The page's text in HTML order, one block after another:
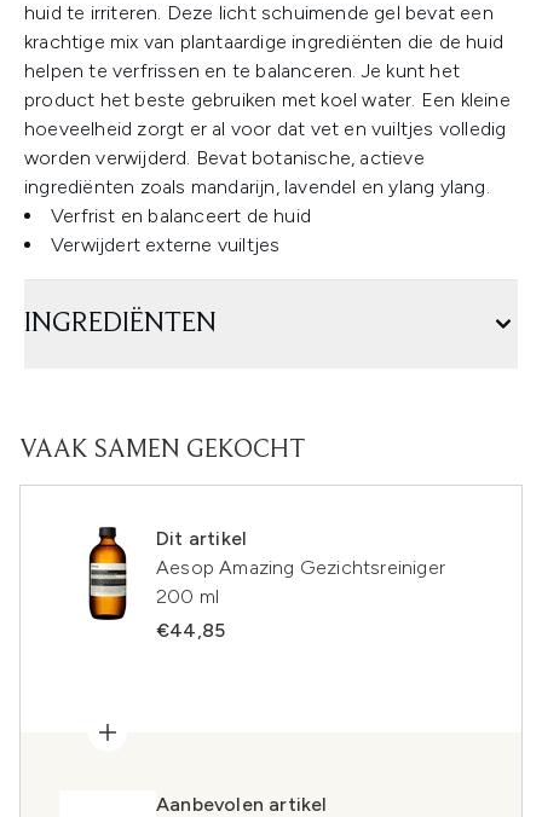
huid te irriteren. Deze licht schuimende gel bevat een
krachtige mix van plantaardige ingrediënten die de huid
helpen te verfrissen en te balanceren. Je kunt het
product het beste gebruiken met koel water. Een kleine
hoeveelheid zorgt er al voor dat vet en vuiltjes volledig
worden verwijderd. Bevat botanische, actieve
ingrediënten zoals mandarijn, lavendel en ylang ylang.
Verfrist en balanceert de huid
Verwijdert externe vuiltjes
INGREDIËNTEN
VAAK SAMEN GEKOCHT
Dit artikel
Aesop Amazing Gezichtsreiniger
200 ml
€44,85
Aanbevolen artikel